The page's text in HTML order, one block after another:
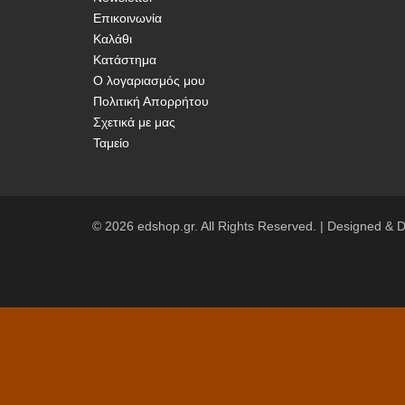
μπορούν
να
επιλεγούν
στη
σελίδα
του
προϊόντος
Επικοινωνία
Καλάθι
Κατάστημα
Ο λογαριασμός μου
Πολιτική Απορρήτου
Σχετικά με μας
Ταμείο
© 2026 edshop.gr. All Rights Reserved. | Designed &